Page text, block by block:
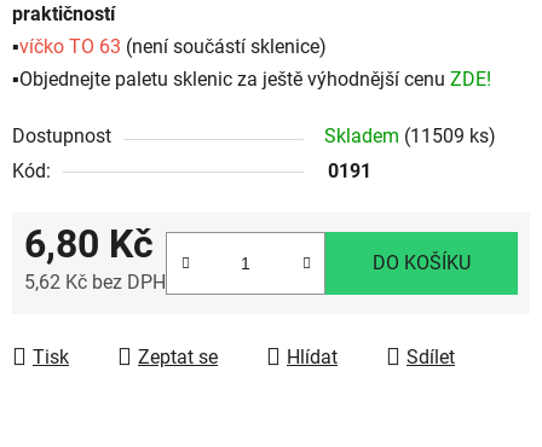
praktičností
▪️víčko TO 63 (není součástí sklenice)
▪️Objednejte paletu sklenic za ještě výhodnější cenu ZDE!
Dostupnost Skladem (11509 ks)
Kód:
0191
6,80 Kč
5,62 Kč bez DPH
DO KOŠÍKU
Tisk Zeptat se Hlídat Sdílet